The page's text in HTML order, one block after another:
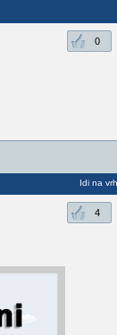
0
Idi na vrh
4